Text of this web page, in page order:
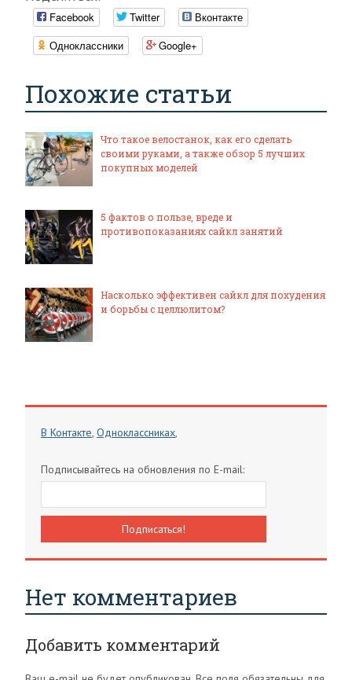
Facebook Twitter
Вконтакте
Одноклассники
Google+
Похожие статьи
Что такое велостанок, как его сделать
своими руками, а также обзор 5 лучших
покупных моделей
5 фактов о пользе, вреде и
противопоказаниях сайкл занятий
Насколько эффективен сайкл для похудения
и борьбы с целлюлитом?
В Контакте, Одноклассниках,
Подписывайтесь на обновления по E-mail:
Нет комментариев
Добавить комментарий